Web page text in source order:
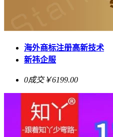
海外商标注册高新技术
新祎企服
0成交￥6199.00